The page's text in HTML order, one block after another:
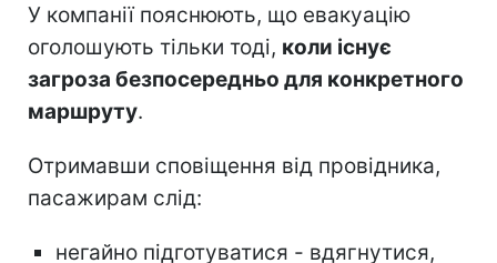
У компанії пояснюють, що евакуацію
оголошують тільки тоді, коли існує
загроза безпосередньо для конкретного
маршруту.
Отримавши сповіщення від провідника,
пасажирам слід:
негайно підготуватися - вдягнутися,